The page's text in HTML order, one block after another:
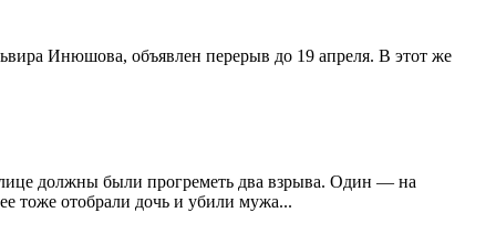
Инюшова, объявлен перерыв до 19 апреля. В этот же
должны были прогреметь два взрыва. Один — на
тоже отобрали дочь и убили мужа...